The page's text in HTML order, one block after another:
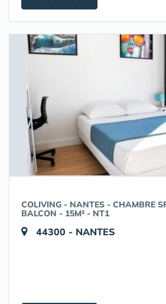
COLIVING - NANTES - CHAMBRE
BALCON - 15M² - NT1
44300 - NANTES